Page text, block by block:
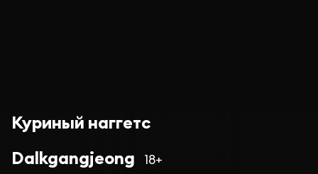
Куриный наггетс
Dalkgangjeong
18+